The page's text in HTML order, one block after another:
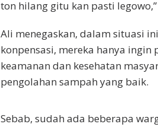
ton hilang gitu kan pasti
Ali menegaskan, dalam situasi
konpensasi, mereka hanya
keamanan dan kesehatan
pengolahan sampah yang baik.
Sebab, sudah ada beberapa